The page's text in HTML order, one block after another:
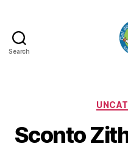
Search
Sconto